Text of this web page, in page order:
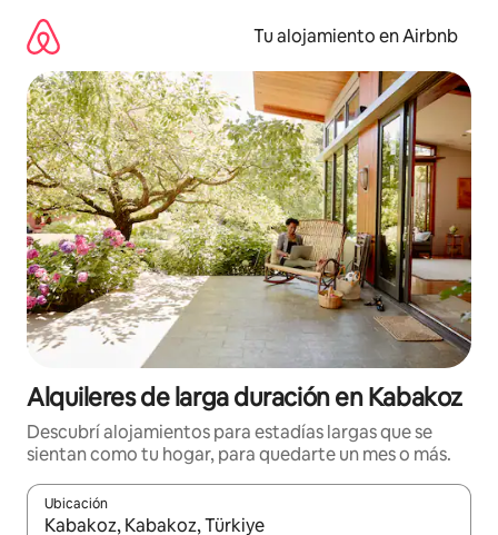
contenido
Tu alojamiento en Airbnb
Alquileres de larga duración en Kabakoz
Descubrí alojamientos para estadías largas que se
sientan como tu hogar, para quedarte un mes o más.
Ubicación
Cuando los resultados estén disponibles, navegá con las